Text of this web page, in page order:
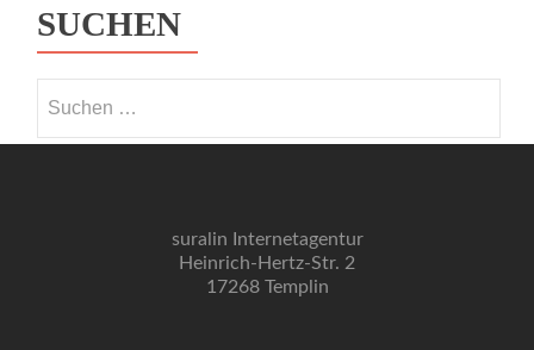
SUCHEN
suralin Internetagentur
Heinrich-Hertz-Str. 2
17268 Templin